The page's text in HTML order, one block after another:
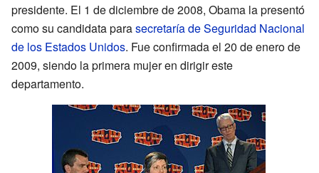
presidente. El 1 de diciembre de 2008, Obama la presentó
como su candidata parasecretaría de Seguridad Nacional
de los Estados Unidos. Fue confirmada el 20 de enero de
2009, siendo la primera mujer en dirigir este
departamento.